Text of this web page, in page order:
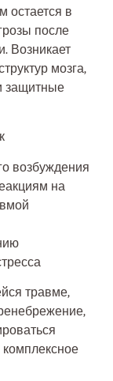
остается в
после
Возникает
мозга,
защитные
возбуждения
на
травме,